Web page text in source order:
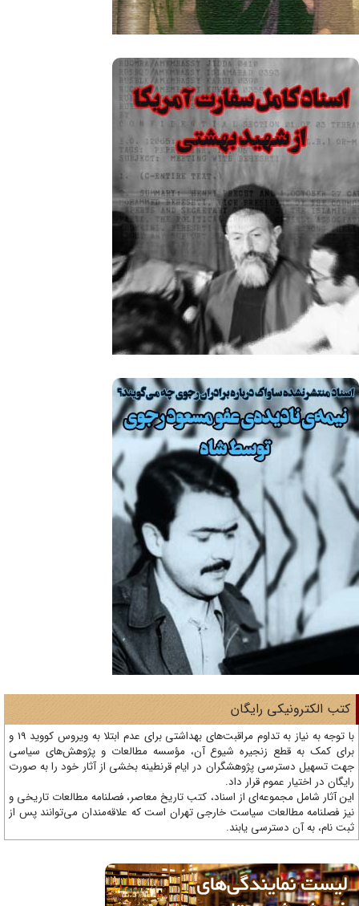
الکترونیکی رایگان
با توجه به نیاز به تداوم مراقبت‌های بهداشتی برای عدم ابتلا به ویروس کووید 19 و
کمک به قطع زنجیره شیوع آن، مؤسسه مطالعات و پژوهش‌های سیاسی
تسهیل دسترسی پژوهشگران در ایام قرنطینه بخشی از آثار خود را به صورت
در اختیار عموم قرار داد.
آثار شامل مجموعه‌ای از اسناد، کتب تاریخ معاصر، فصلنامه‌ مطالعات تاریخی و
فصلنامه مطالعات سیاست خارجی تهران است که علاقه‌مندان می‌توانند پس از
نام، به آن دسترسی یابند.